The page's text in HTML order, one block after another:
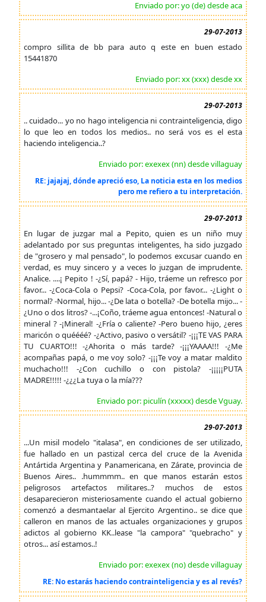
Enviado por: yo (de) desde aca
29-07-2013
compro sillita de bb para auto q este en buen estado
15441870
Enviado por: xx (xxx) desde xx
29-07-2013
.. cuidado... yo no hago inteligencia ni contrainteligencia, digo
lo que leo en todos los medios.. no será vos es el esta
haciendo inteligencia..?
Enviado por: exexex (nn) desde villaguay
RE: jajajaj, dónde apreció eso, La noticia esta en los medios
pero me refiero a tu interpretación.
29-07-2013
En lugar de juzgar mal a Pepito, quien es un niño muy
adelantado por sus preguntas inteligentes, ha sido juzgado
de "grosero y mal pensado", lo podemos excusar cuando en
verdad, es muy sincero y a veces lo juzgan de imprudente.
Analice. ....¡ Pepito ! -¿Sí, papá? - Hijo, tráeme un refresco por
favor... -¿Coca-Cola o Pepsi? -Coca-Cola, por favor... -¿Light o
normal? -Normal, hijo... -¿De lata o botella? -De botella mijo... -
¿Uno o dos litros? -...¡Coño, tráeme agua entonces! -Natural o
mineral ? -¡Mineral! -¿Fría o caliente? -Pero bueno hijo, ¿eres
maricón o quéééé? -¿Activo, pasivo o versátil? -¡¡¡TE VAS PARA
TU CUARTO!!! -¿Ahorita o más tarde? -¡¡¡YAAAA!!! -¿Me
acompañas papá, o me voy solo? -¡¡¡Te voy a matar maldito
muchacho!!! -¿Con cuchillo o con pistola? -¡¡¡¡¡PUTA
MADRE!!!!! -¿¿¿La tuya o la mía???
Enviado por: piculín (xxxxx) desde Vguay.
29-07-2013
...Un misil modelo "italasa", en condiciones de ser utilizado,
fue hallado en un pastizal cerca del cruce de la Avenida
Antártida Argentina y Panamericana, en Zárate, provincia de
Buenos Aires.. .hummmm.. en que manos estarán estos
peligrosos artefactos militares..? muchos de estos
desaparecieron misteriosamente cuando el actual gobierno
comenzó a desmantaelar al Ejercito Argentino.. se dice que
calleron en manos de las actuales organizaciones y grupos
adictos al gobierno KK..lease "la campora" "quebracho" y
otros... así estamos..!
Enviado por: exexex (no) desde villaguay
RE: No estarás haciendo contrainteligencia y es al revés?